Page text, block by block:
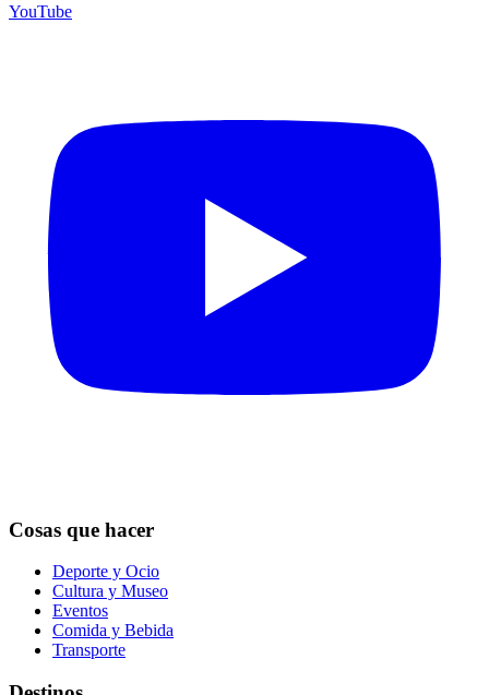
YouTube
Cosas que hacer
Deporte y Ocio
Cultura y Museo
Eventos
Comida y Bebida
Transporte